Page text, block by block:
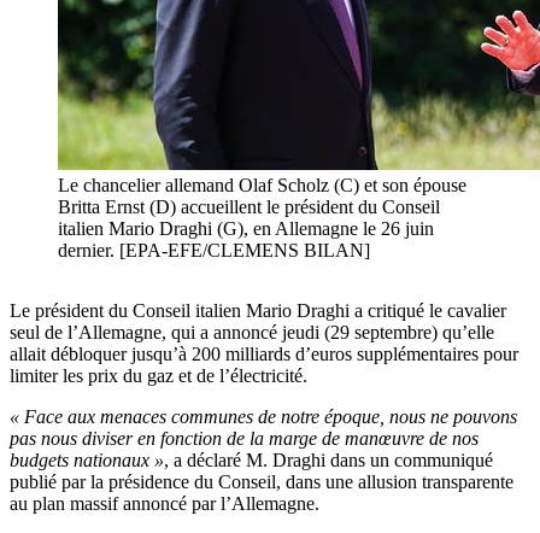
Le chancelier allemand Olaf Scholz (C) et son épouse
Britta Ernst (D) accueillent le président du Conseil
italien Mario Draghi (G), en Allemagne le 26 juin
dernier. [EPA-EFE/CLEMENS BILAN]
Le président du Conseil italien Mario Draghi a critiqué le cavalier
seul de l’Allemagne, qui a annoncé jeudi (29 septembre) qu’elle
allait débloquer jusqu’à 200 milliards d’euros supplémentaires pour
limiter les prix du gaz et de l’électricité.
« Face aux menaces communes de notre époque, nous ne pouvons
pas nous diviser en fonction de la marge de manœuvre de nos
budgets nationaux », a déclaré M. Draghi dans un communiqué
publié par la présidence du Conseil, dans une allusion transparente
au plan massif annoncé par l’Allemagne.